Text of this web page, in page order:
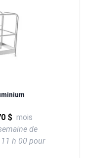
$ mois
de
h 00 pour